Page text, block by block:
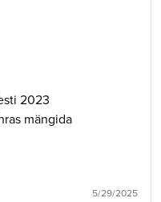
2023
mängida
5/29/2025